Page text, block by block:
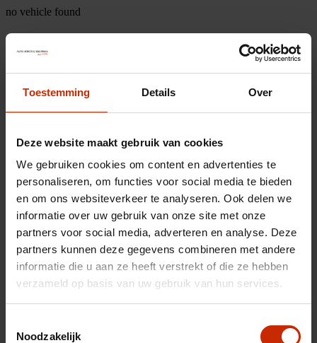
Toestemming Details Over
Deze website maakt gebruik van cookies
We gebruiken cookies om content en advertenties te
personaliseren, om functies voor social media te bieden
en om ons websiteverkeer te analyseren. Ook delen we
informatie over uw gebruik van onze site met onze
partners voor social media, adverteren en analyse. Deze
partners kunnen deze gegevens combineren met andere
informatie die u aan ze heeft verstrekt of die ze hebben
verzameld op basis van uw gebruik van hun services.
Noodzakelijk
no vehicle found